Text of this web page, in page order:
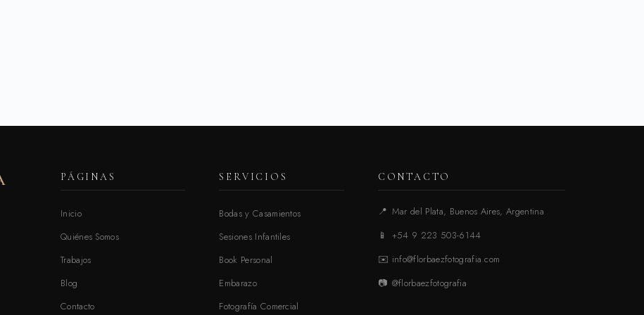
PÁGINAS
Inicio
Quiénes Somos
Trabajos
Blog
Contacto
SERVICIOS
Bodas y Casamientos
Sesiones Infantiles
Book Personal
Embarazo
Fotografía Comercial
CONTACTO
📍 Mar del Plata, Buenos Aires, Argentina
📱
+54 9 223 503-6144
✉️ info@florbaezfotografia.com
📷 @florbaezfotografia